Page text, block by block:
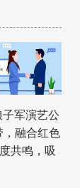
军演艺公
，融合红色
共鸣，吸